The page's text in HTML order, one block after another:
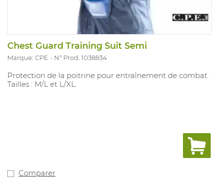
Chest Guard Training Suit Semi
Marque: CPE N° Prod. 1038834
Protection de la poitrine pour entraînement de combat.
Tailles : M/L et L/XL.
Comparer